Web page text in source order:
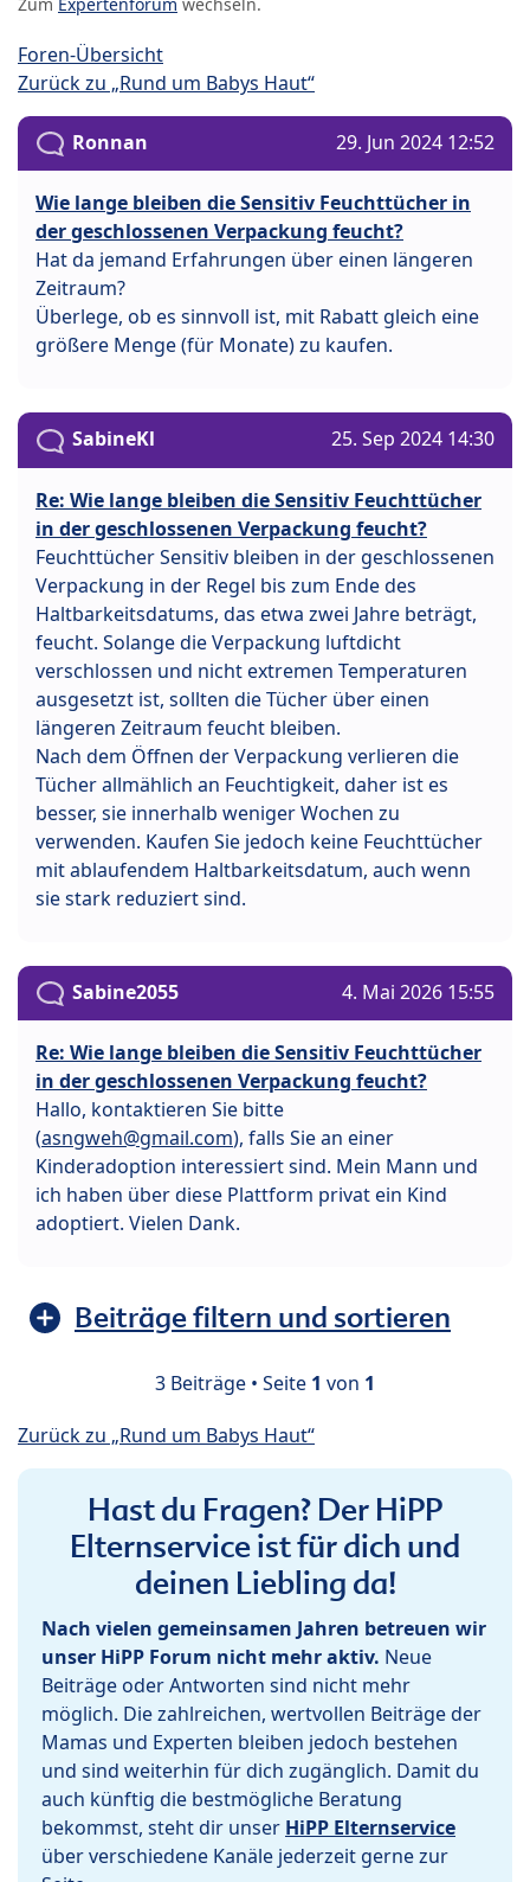
Foren-Übersicht
Zurück zu „Rund um Babys Haut“
Ronnan 29. Jun 2024 12:52
Wie lange bleiben die Sensitiv Feuchttücher in
der geschlossenen Verpackung feucht?
Hat da jemand Erfahrungen über einen längeren
Zeitraum?
Überlege, ob es sinnvoll ist, mit Rabatt gleich eine
größere Menge (für Monate) zu kaufen.
SabineKl 25. Sep 2024 14:30
Re: Wie lange bleiben die Sensitiv Feuchttücher
in der geschlossenen Verpackung feucht?
Feuchttücher Sensitiv bleiben in der geschlossenen
Verpackung in der Regel bis zum Ende des
Haltbarkeitsdatums, das etwa zwei Jahre beträgt,
feucht. Solange die Verpackung luftdicht
verschlossen und nicht extremen Temperaturen
ausgesetzt ist, sollten die Tücher über einen
längeren Zeitraum feucht bleiben.
Nach dem Öffnen der Verpackung verlieren die
Tücher allmählich an Feuchtigkeit, daher ist es
besser, sie innerhalb weniger Wochen zu
verwenden. Kaufen Sie jedoch keine Feuchttücher
mit ablaufendem Haltbarkeitsdatum, auch wenn
sie stark reduziert sind.
Sabine2055 4. Mai 2026 15:55
Re: Wie lange bleiben die Sensitiv Feuchttücher
in der geschlossenen Verpackung feucht?
Hallo, kontaktieren Sie bitte
(asngweh@gmail.com), falls Sie an einer
Kinderadoption interessiert sind. Mein Mann und
ich haben über diese Plattform privat ein Kind
adoptiert. Vielen Dank.
Beiträge filtern und sortieren
3 Beiträge • Seite 1 von 1
Zurück zu „Rund um Babys Haut“
Hast du Fragen? Der HiPP
Elternservice ist für dich und
deinen Liebling da!
Nach vielen gemeinsamen Jahren betreuen wir
unser HiPP Forum nicht mehr aktiv. Neue
Beiträge oder Antworten sind nicht mehr
möglich. Die zahlreichen, wertvollen Beiträge der
Mamas und Experten bleiben jedoch bestehen
und sind weiterhin für dich zugänglich. Damit du
auch künftig die bestmögliche Beratung
bekommst, steht dir unser HiPP Elternservice
über verschiedene Kanäle jederzeit gerne zur